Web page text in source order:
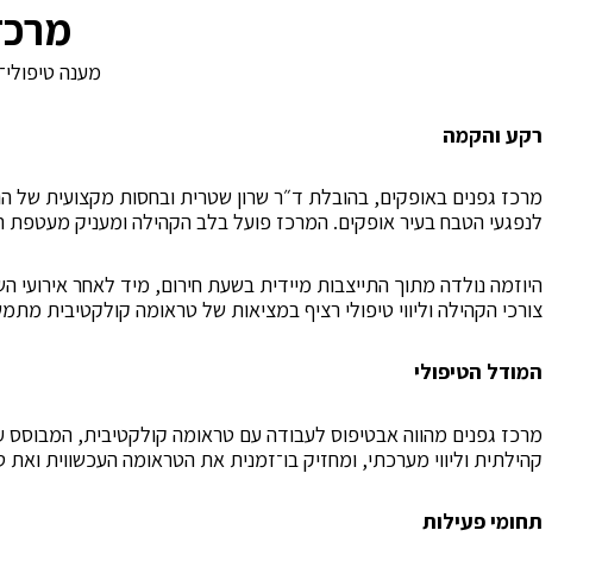
מענה
רקע והקמה
מרכז גפנים באופקים, בהובלת ד״ר שרון שטרית ובחסות מקצועית של
לנפגעי הטבח בעיר אופקים. המרכז פועל בלב הקהילה ומעניק מעטפת
היוזמה נולדה מתוך התייצבות מיידית בשעת חירום, מיד לאחר
צורכי הקהילה וליווי טיפולי רציף במציאות של טראומה קולקטיבית
המודל הטיפולי
מרכז גפנים מהווה אבטיפוס לעבודה עם טראומה קולקטיבית,
קהילתית וליווי מערכתי, ומחזיק בו־זמנית את הטראומה העכשווית
תחומי פעילות